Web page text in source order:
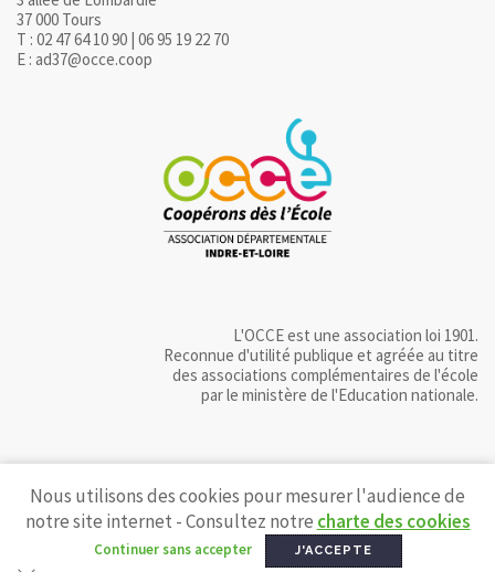
37 000 Tours
T : 02 47 64 10 90 | 06 95 19 22 70
E : ad37@occe.coop
L'OCCE est une association loi 1901.
Reconnue d'utilité publique et agréée au titre
des associations complémentaires de l'école
par le ministère de l'Education nationale.
Nous utilisons des cookies pour mesurer l'audience de
notre site internet - Consultez notre charte des cookies
Continuer sans accepter J'ACCEPTE